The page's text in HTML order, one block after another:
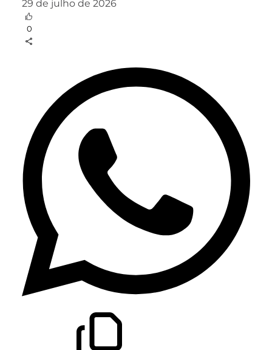
29 de julho de 2026
0